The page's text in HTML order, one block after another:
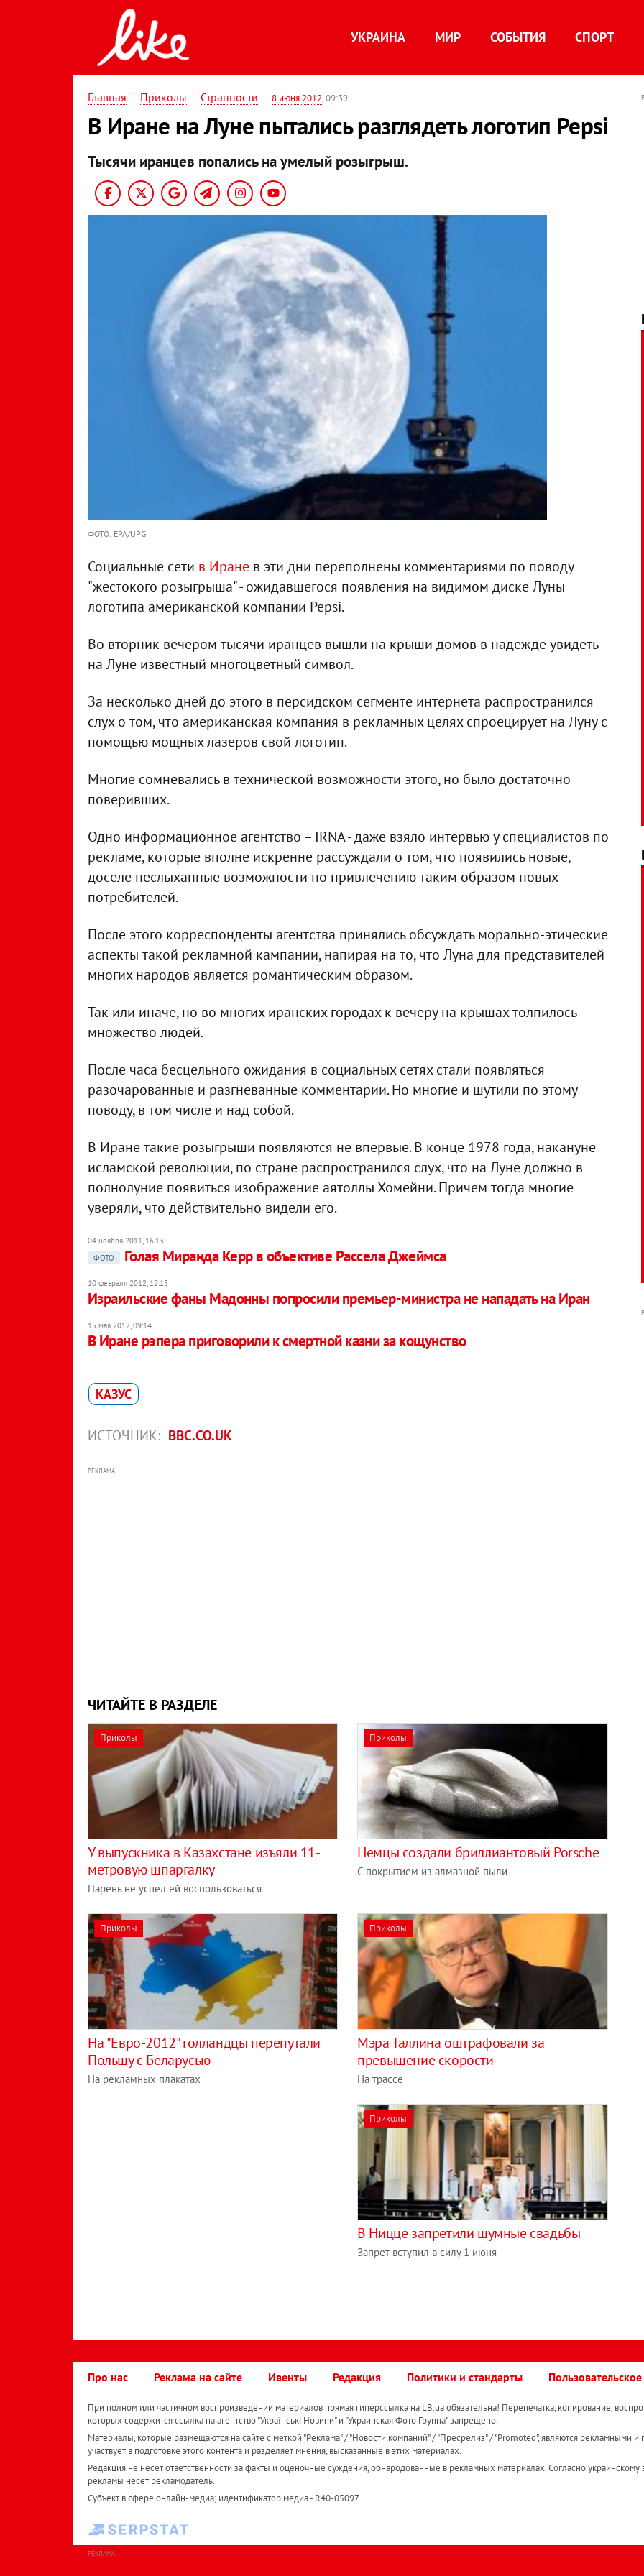
УКРАИНА МИР СОБЫТИЯ СПОРТ
Главная — Приколы — Странности — 8 июня 2012, 09:39
В Иране на Луне пытались разглядеть логотип Pepsi
Тысячи иранцев попались на умелый розыгрыш.
ФОТО: EPA/UPG
Социальные сети в Иране в эти дни переполнены комментариями по поводу
"жестокого розыгрыша" - ожидавшегося появления на видимом диске Луны
логотипа американской компании Pepsi.
Во вторник вечером тысячи иранцев вышли на крыши домов в надежде увидеть
на Луне известный многоцветный символ.
За несколько дней до этого в персидском сегменте интернета распространился
слух о том, что американская компания в рекламных целях спроецирует на Луну с
помощью мощных лазеров свой логотип.
Многие сомневались в технической возможности этого, но было достаточно
поверивших.
Одно информационное агентство – IRNA - даже взяло интервью у специалистов по
рекламе, которые вполне искренне рассуждали о том, что появились новые,
доселе неслыханные возможности по привлечению таким образом новых
потребителей.
После этого корреспонденты агентства принялись обсуждать морально-этические
аспекты такой рекламной кампании, напирая на то, что Луна для представителей
многих народов является романтическим образом.
Так или иначе, но во многих иранских городах к вечеру на крышах толпилось
множество людей.
После часа бесцельного ожидания в социальных сетях стали появляться
разочарованные и разгневанные комментарии. Но многие и шутили по этому
поводу, в том числе и над собой.
В Иране такие розыгрыши появляются не впервые. В конце 1978 года, накануне
исламской революции, по стране распространился слух, что на Луне должно в
полнолуние появиться изображение аятоллы Хомейни. Причем тогда многие
уверяли, что действительно видели его.
04 ноября 2011, 16:13
ФОТО
Голая Миранда Керр в объективе Рассела Джеймса
10 февраля 2012, 12:15
Израильские фаны Мадонны попросили премьер-министра не нападать на Иран
15 мая 2012, 09:14
В Иране рэпера приговорили к смертной казни за кощунство
КАЗУС
ИСТОЧНИК: BBC.CO.UK
РЕКЛАМА
ЧИТАЙТЕ В РАЗДЕЛЕ
Приколы
У выпускника в Казахстане изъяли 11-
метровую шпаргалку
Парень не успел ей воспользоваться
Приколы
Немцы создали бриллиантовый Porsche
С покрытием из алмазной пыли
Приколы
На "Евро-2012" голландцы перепутали
Польшу с Беларусью
На рекламных плакатах
Приколы
Мэра Таллина оштрафовали за
превышение скорости
На трассе
Приколы
В Ницце запретили шумные свадьбы
Запрет вступил в силу 1 июня
Про нас Реклама на сайте Ивенты Редакция Политики и стандарты
При полном или частичном воспроизведении материалов прямая гиперссылка на LB.ua обязательна! Перепечатка, копирование,
которых содержится ссылка на агентство "Українськi Новини" и "Украинская Фото Группа" запрещено.
Материалы, которые размещаются на сайте с меткой "Реклама" / "Новости компаний" / "Пресрелиз" / "Promoted", являются рекламными и
участвует в подготовке этого контента и разделяет мнения, высказанные в этих материалах.
Редакция не несет ответственности за факты и оценочные суждения, обнародованные в рекламных материалах. Согласно украинскому
рекламы несет рекламодатель.
Субъект в сфере онлайн-медиа; идентификатор медиа - R40-05097
РЕКЛАМА